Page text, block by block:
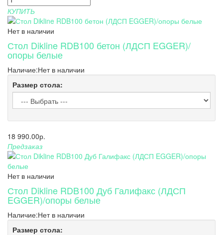
КУПИТЬ
Нет в наличии
Стол Dikline RDB100 бетон (ЛДСП EGGER)/
опоры белые
Наличие:Нет в наличии
Размер стола:
18 990.00р.
Предзаказ
Нет в наличии
Стол Dikline RDB100 Дуб Галифакс (ЛДСП
EGGER)/опоры белые
Наличие:Нет в наличии
Размер стола: